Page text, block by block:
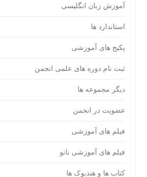
آموزش زبان انگلیسی
استاندارد ها
پکیج های آموزشی
ثبت نام دوره های علمی انجمن
دیگر مجموعه ها
عضویت در انجمن
فیلم های آموزشی
فیلم های آموزشی نانو
کتاب ها و هندبوک ها